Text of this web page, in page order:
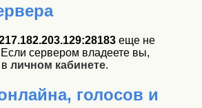
еще не
сервером владеете вы,
личном кабинете.
голосов и